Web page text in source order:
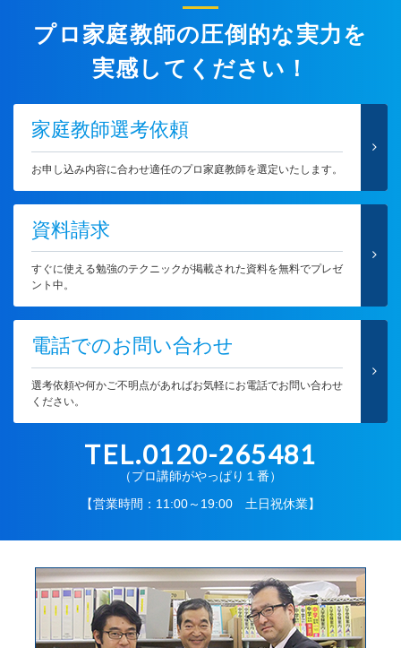
プロ家庭教師の圧倒的な実力を
実感してください！
家庭教師選考依頼
お申し込み内容に合わせ適任のプロ家庭教師を選定いたします。
資料請求
すぐに使える勉強のテクニックが掲載された資料を無料でプレゼ
ント中。
電話でのお問い合わせ
選考依頼や何かご不明点があればお気軽にお電話でお問い合わせ
ください。
TEL.0120-265481
（プロ講師がやっぱり１番）
【営業時間：11:00～19:00 土日祝休業】